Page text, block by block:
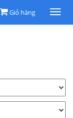
Giỏ hàng